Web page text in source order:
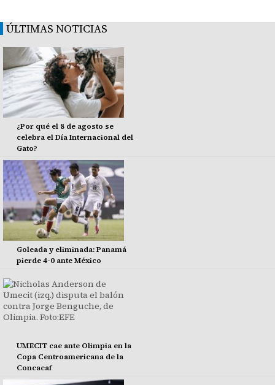
ÚLTIMAS NOTICIAS
¿Por qué el 8 de agosto se
celebra el Día Internacional del
Gato?
Goleada y eliminada: Panamá
pierde 4-0 ante México
UMECIT cae ante Olimpia en la
Copa Centroamericana de la
Concacaf